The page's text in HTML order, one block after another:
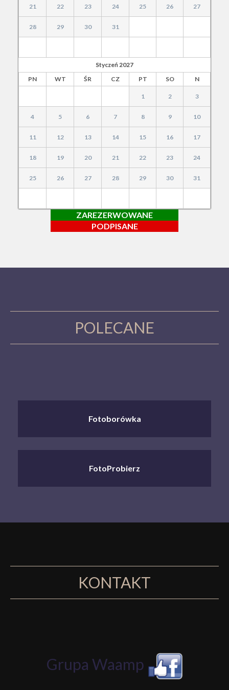
21 22 23 24 25 26 27
28 29 30 31
Styczeń 2027
PN
WT ŚR CZ PT SO N
1 2 3
4 5 6 7 8 9 10
11 12 13 14 15 16 17
18 19 20 21 22 23 24
25 26 27 28 29 30 31
ZAREZERWOWANE
PODPISANE
POLECANE
Fotoborówka
FotoProbierz
KONTAKT
Grupa Waamp